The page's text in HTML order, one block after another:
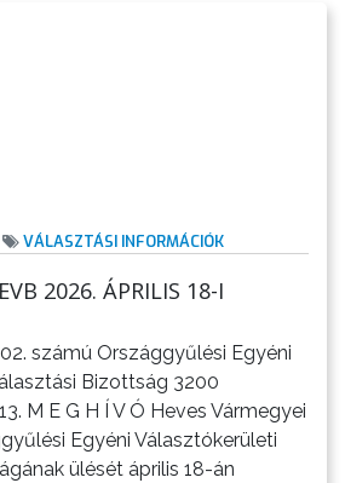
VÁLASZTÁSI INFORMÁCIÓK
2026. ÁPRILIS 18-I
számú Országgyűlési Egyéni
Bizottság 3200
M E G H Í V Ó Heves Vármegyei
Egyéni Választókerületi
ülését április 18-án